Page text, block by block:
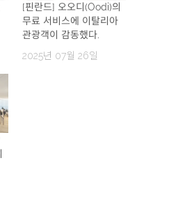
[핀란드] 오오디(Oodi)의
무료 서비스에 이탈리아
관광객이 감동했다.
2025년 07월 26일